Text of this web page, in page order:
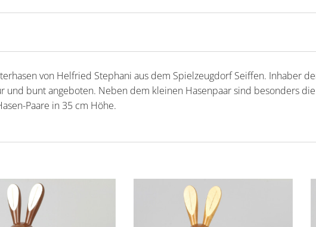
von Helfried Stephani aus dem Spielzeugdorf Seiffen. Inhaber
und bunt angeboten. Neben dem kleinen Hasenpaar sind besonders
Paare in 35 cm Höhe.